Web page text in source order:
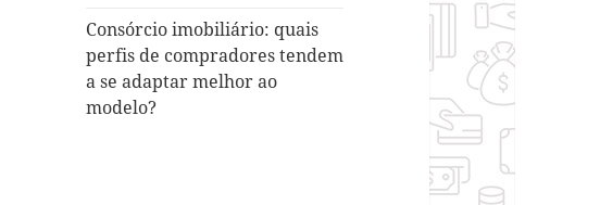
Consórcio imobiliário: quais
perfis de compradores tendem
a se adaptar melhor ao
modelo?